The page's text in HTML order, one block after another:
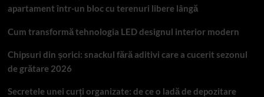
apartament într-un bloc cu terenuri libere lângă
Cum transformă tehnologia LED designul interior modern
Chipsuri din șorici: snackul fără aditivi care a cucerit sezonul
de grătare 2026
Secretele unei curți organizate: de ce o ladă de depozitare